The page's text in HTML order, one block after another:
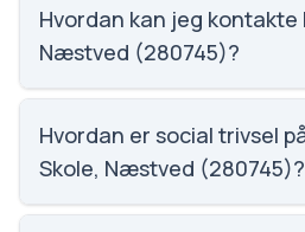
Rønnebæk Skole, Næstved
Hvordan kan jeg kontakte
Næstved (280745)?
Email:
5588 8200. Adresse: Parkvej
Jørgen Rhode Wilms.
Hvordan er social trivsel
Skole, Næstved (280745)?
Social trivsel på Rønnebæk